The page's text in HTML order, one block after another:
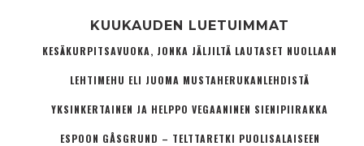
KUUKAUDEN LUETUIMMAT
KESÄKURPITSAVUOKA, JONKA JÄLJILTÄ LAUTASET NUOLLAAN
LEHTIMEHU ELI JUOMA MUSTAHERUKANLEHDISTÄ
YKSINKERTAINEN JA HELPPO VEGAANINEN SIENIPIIRAKKA
ESPOON GÅSGRUND – TELTTARETKI PUOLISALAISEEN